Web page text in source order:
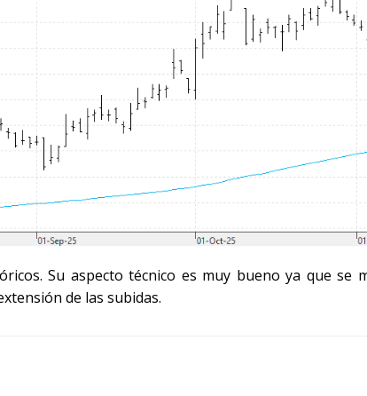
Su aspecto técnico es muy bueno ya que se
de las subidas.